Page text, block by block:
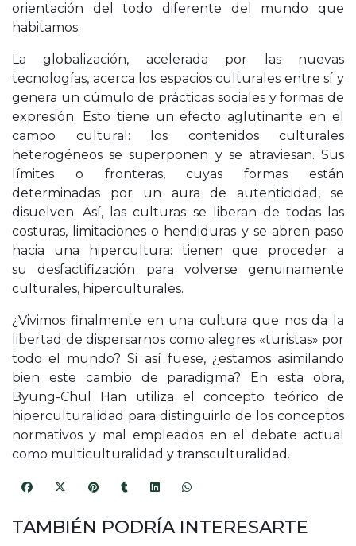
orientación del todo diferente del mundo que
habitamos.
La globalización, acelerada por las nuevas
tecnologías, acerca los espacios culturales entre sí y
genera un cúmulo de prácticas sociales y formas de
expresión. Esto tiene un efecto aglutinante en el
campo cultural: los contenidos culturales
heterogéneos se superponen y se atraviesan. Sus
límites o fronteras, cuyas formas están
determinadas por un aura de autenticidad, se
disuelven. Así, las culturas se liberan de todas las
costuras, limitaciones o hendiduras y se abren paso
hacia una hipercultura: tienen que proceder a
su desfactifización para volverse genuinamente
culturales, hiperculturales.
¿Vivimos finalmente en una cultura que nos da la
libertad de dispersarnos como alegres «turistas» por
todo el mundo? Si así fuese, ¿estamos asimilando
bien este cambio de paradigma? En esta obra,
Byung-Chul Han utiliza el concepto teórico de
hiperculturalidad para distinguirlo de los conceptos
normativos y mal empleados en el debate actual
como multiculturalidad y transculturalidad.
TAMBIÉN PODRÍA INTERESARTE